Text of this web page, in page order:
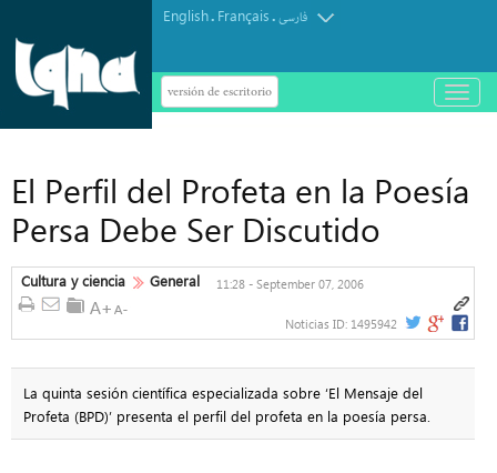
English. Français.فارسی
versión de escritorio
باز
و
El Perfil del Profeta en la Poesía
Persa Debe Ser Discutido
Cultura y ciencia General 11:28 - September 07, 2006
Noticias ID: 1495942
La quinta sesión científica especializada sobre ‘El Mensaje del
Profeta (BPD)’ presenta el perfil del profeta en la poesía persa.